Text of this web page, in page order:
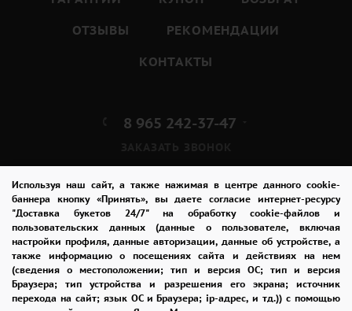
Используя наш сайт, а также нажимая в центре данного cookie-
баннера кнопку «Принять», вы даете согласие интернет-ресурсу
"Доставка букетов 24/7" на обработку cookie-файлов и
пользовательских данных (данные о пользователе, включая
настройки профиля, данные авторизации, данные об устройстве, а
также информацию о посещениях сайта и действиях на нем
(сведения о местоположении; тип и версия ОС; тип и версия
Браузера; тип устройства и разрешения его экрана; источник
перехода на сайт; язык ОС и Браузера; ip-адрес, и тд.)) с помощью
ОТЗЫВЫ
РЕКОМЕНДАЦИИ
КОНТАКТЫ
8 965 242-37-47
admin@buket24delivery.ru
ул. Красная Горка д. 36А,
ТЦ «Южный»
ПОЛИТИКА КОНФИДЕНЦИАЛЬНОСТИ